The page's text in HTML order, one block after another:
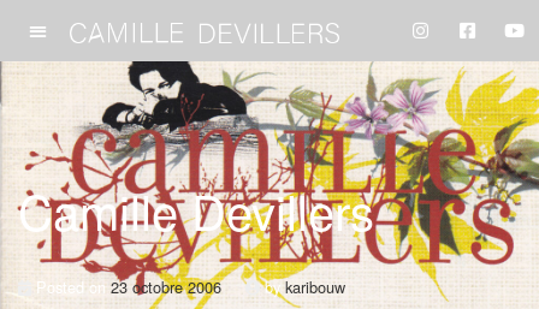
Camille Devillers
Posted on 23 octobre 2006 bykaribouw